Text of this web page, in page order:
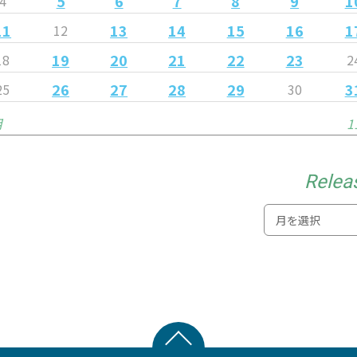
12 13 14 15 16
19 20 21 22 23
26 27 28 29 30